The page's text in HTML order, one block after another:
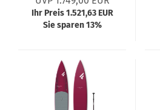
Ihr Preis 1.521,63 EUR
Sie sparen 13%